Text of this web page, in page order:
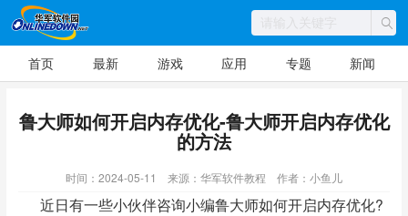
首页 最新 游戏 应用 专题 新闻
鲁大师如何开启内存优化-鲁大师开启内存优化
的方法
时间：2024-05-11 来源：华军软件教程 作者：小鱼儿
近日有一些小伙伴咨询小编鲁大师如何开启内存优化?